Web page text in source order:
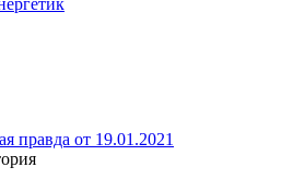
правда от 19.01.2021